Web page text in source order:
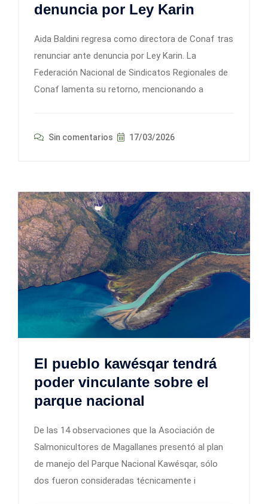
denuncia por Ley Karin
Aida Baldini regresa como directora de Conaf tras
renunciar ante denuncia por Ley Karin. La
Federación Nacional de Sindicatos Regionales de
Conaf lamenta su retorno, mencionando a
Sin comentarios 17/03/2026
El pueblo kawésqar tendrá
poder vinculante sobre el
parque nacional
De las 14 observaciones que la Asociación de
Salmonicultores de Magallanes presentó al plan
de manejo del Parque Nacional Kawésqar, sólo
dos fueron consideradas técnicamente i